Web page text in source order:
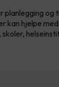
planlegging og
kan hjelpe